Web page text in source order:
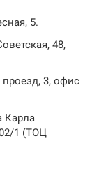
5.
48,
3, офис
Карла
1 (ТОЦ